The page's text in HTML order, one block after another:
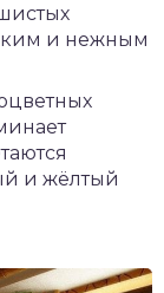
и нежным
и жёлтый